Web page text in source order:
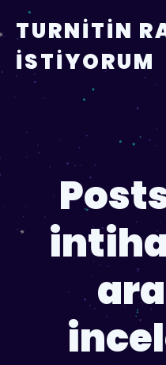
TURNITIN
İSTIYORUM